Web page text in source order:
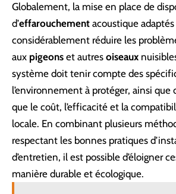
Globalement, la mise en place de
d’effarouchement acoustique
considérablement réduire les
aux pigeons et autres oiseaux
système doit tenir compte des
l’environnement à protéger, ainsi que
que le coût, l’efficacité et la
locale. En combinant plusieurs
respectant les bonnes pratiques
d’entretien, il est possible d’éloigner
manière durable et écologique.